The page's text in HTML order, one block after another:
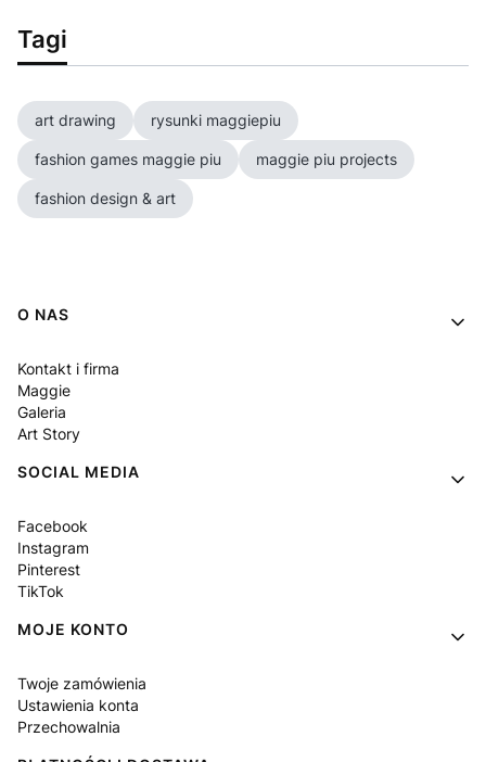
Tagi
art drawing rysunki maggiepiu
fashion games maggie piu maggie piu projects
fashion design & art
Linki w stopce
O NAS
Kontakt i firma
Maggie
Galeria
Art Story
SOCIAL MEDIA
Facebook
Instagram
Pinterest
TikTok
MOJE KONTO
Twoje zamówienia
Ustawienia konta
Przechowalnia